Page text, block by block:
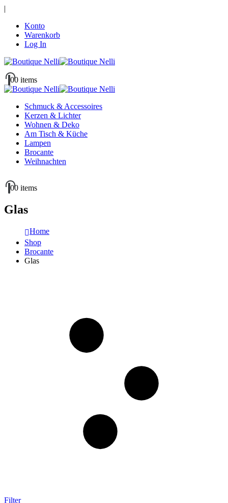
|
Konto
Warenkorb
Log In
00 items
Schmuck & Accessoires
Kerzen & Lichter
Wohnen & Deko
Am Tisch & Küche
Lampen
Brocante
Weihnachten
00 items
Glas
Home
Shop
Brocante
Glas
Filter